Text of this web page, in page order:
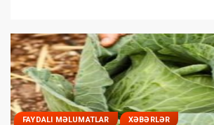
FAYDALI MƏLUMATLAR XƏBƏRLƏR